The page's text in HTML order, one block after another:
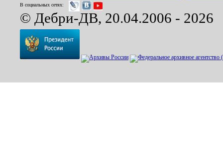
В социальных сетях:
© Дебри-ДВ, 20.04.2006 - 2026